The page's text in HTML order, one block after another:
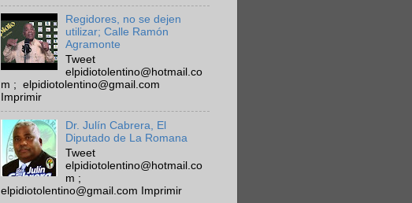
Regidores, no se dejen
utilizar; Calle Ramón
Agramonte
Tweet
elpidiotolentino@hotmail.co
m ; elpidiotolentino@gmail.com
Imprimir
Dr. Julín Cabrera, El
Diputado de La Romana
Tweet
elpidiotolentino@hotmail.co
m ;
elpidiotolentino@gmail.com Imprimir